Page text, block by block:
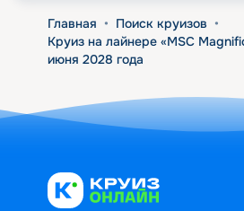
Главная • Поиск круизов •
Круиз на лайнере «MSC
июня 2028 года